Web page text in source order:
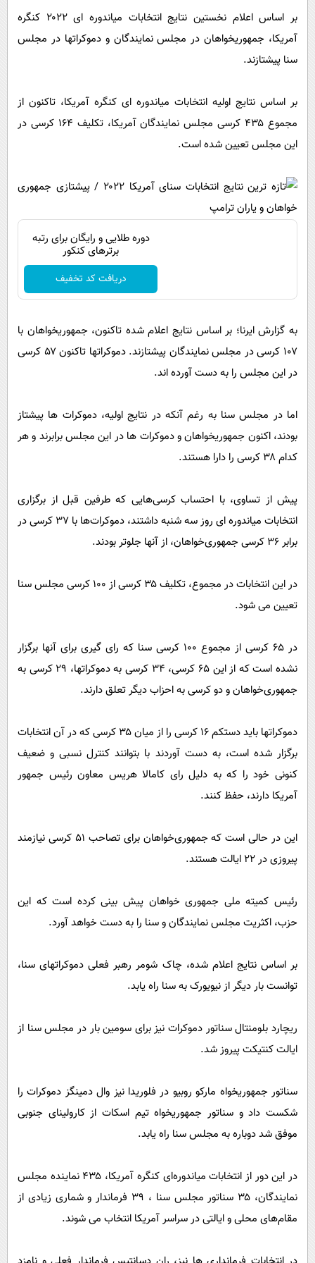
محیط زیست
بین الملل
حیات وحش
سیاست خارجی
بر اساس اعلام نخستین نتایج انتخابات میاندوره ای ۲۰۲۲ کنگره
آمریکا، جمهوریخواهان در مجلس نمایندگان و دموکراتها در مجلس
سنا پیشتازند.
بر اساس نتایج اولیه انتخابات میاندوره ای کنگره آمریکا، تاکنون از
مجموع ۴۳۵ کرسی مجلس نمایندگان آمریکا، تکلیف ۱۶۴ کرسی در
این مجلس تعیین شده است.
دوره طلایی و رایگان برای رتبه
برترهای کنکور
دریافت کد تخفیف
به گزارش ایرنا؛ بر اساس نتایج اعلام شده تاکنون، جمهوریخواهان با
۱۰۷ کرسی در مجلس نمایندگان پیشتازند. دموکراتها تاکنون ۵۷ کرسی
در این مجلس را به دست آورده اند.
اما در مجلس سنا به رغم آنکه در نتایج اولیه، دموکرات ها پیشتاز
بودند، اکنون جمهوریخواهان و دموکرات ها در این مجلس برابرند و هر
کدام ۳۸ کرسی را دارا هستند.
پیش از تساوی، با احتساب کرسی‌هایی که طرفین قبل از برگزاری
انتخابات میاندوره ای روز سه شنبه داشتند، دموکرات‌ها با ۳۷ کرسی در
برابر ۳۶ کرسی جمهوری‌خواهان، از آنها جلوتر بودند.
در این انتخابات در مجموع، تکلیف ۳۵ کرسی از ۱۰۰ کرسی مجلس سنا
تعیین می شود.
در ۶۵ کرسی از مجموع ۱۰۰ کرسی سنا که رای گیری برای آنها برگزار
نشده است که از این ۶۵ کرسی، ۳۴ کرسی به دموکراتها، ۲۹ کرسی به
جمهوری‌خواهان و دو کرسی به احزاب دیگر تعلق دارند.
دموکراتها باید دستکم ۱۶ کرسی را از میان ۳۵ کرسی که در آن انتخابات
برگزار شده است، به دست آوردند با بتوانند کنترل نسبی و ضعیف
کنونی خود را که به دلیل رای کامالا هریس معاون رئیس جمهور
آمریکا دارند، حفظ کنند.
این در حالی است که جمهوری‌خواهان برای تصاحب ۵۱ کرسی نیازمند
پیروزی در ۲۲ ایالت هستند.
رئیس کمیته ملی جمهوری خواهان پیش بینی کرده است که این
حزب، اکثریت مجلس نمایندگان و سنا را به دست خواهد آورد.
بر اساس نتایج اعلام شده، چاک شومر رهبر فعلی دموکراتهای سنا،
توانست بار دیگر از نیویورک به سنا راه یابد.
ریچارد بلومنتال سناتور دموکرات نیز برای سومین بار در مجلس سنا از
ایالت کنتیکت پیروز شد.
سناتور جمهوریخواه مارکو روبیو در فلوریدا نیز وال دمینگز دموکرات را
شکست داد و سناتور جمهوریخواه تیم اسکات از کارولینای جنوبی
موفق شد دوباره به مجلس سنا راه یابد.
در این دور از انتخابات میاندوره‌ای کنگره آمریکا، ۴۳۵ نماینده مجلس
نمایندگان، ۳۵ سناتور مجلس سنا ، ۳۹ فرماندار و شماری زیادی از
مقام‌های محلی و ایالتی در سراسر آمریکا انتخاب می شوند.